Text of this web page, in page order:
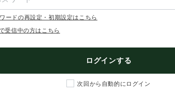
ードの再設定・初期設定はこちら
受信中の方はこちら
ログインする
次回から自動的にログイン